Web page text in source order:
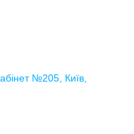
№205, Київ,